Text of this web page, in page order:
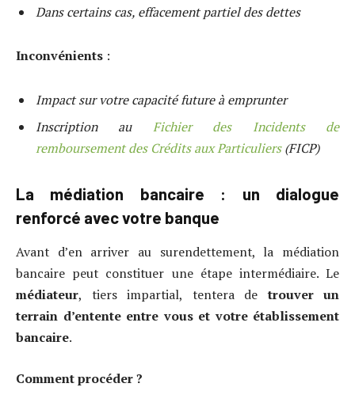
Dans certains cas, effacement partiel des dettes
Inconvénients :
Impact sur votre capacité future à emprunter
Inscription au Fichier des Incidents de
remboursement des Crédits aux Particuliers(FICP)
La médiation bancaire : un dialogue
renforcé avec votre banque
Avant d’en arriver au surendettement, la médiation
bancaire peut constituer une étape intermédiaire. Le
médiateur, tiers impartial, tentera detrouver un
terrain d’entente entre vous et votre établissement
bancaire.
Comment procéder ?